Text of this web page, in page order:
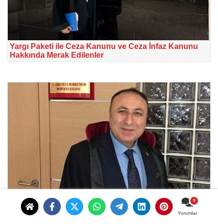
Yorumlar
Yargı Paketi ile Ceza Kanunu ve Ceza İnfaz Kanunu
Hakkında Merak Edilenler
Av. Zeki Bulgan, '10 gün İçinde Tebliğ Edilmeyen
Trafik Cezası İptal Edilir'